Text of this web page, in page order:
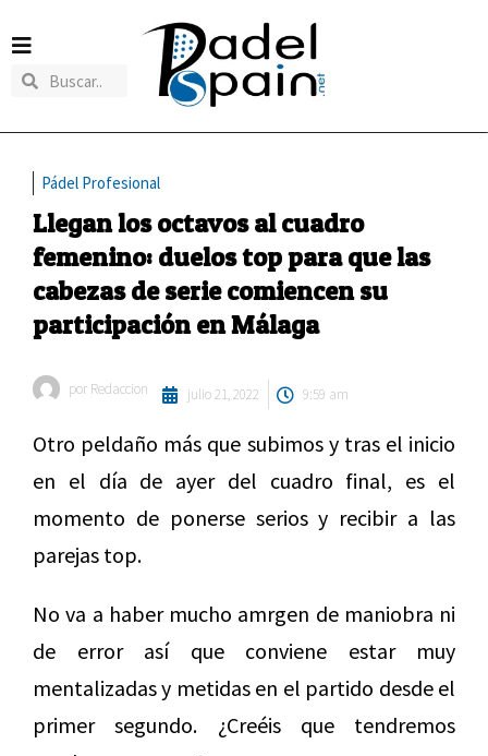
Pádel Profesional
Llegan los octavos al cuadro
femenino: duelos top para que las
cabezas de serie comiencen su
participación en Málaga
por Redaccion julio 21, 2022 9:59 am
Otro peldaño más que subimos y tras el inicio
en el día de ayer del cuadro final, es el
momento de ponerse serios y recibir a las
parejas top.
No va a haber mucho amrgen de maniobra ni
de error así que conviene estar muy
mentalizadas y metidas en el partido desde el
primer segundo. ¿Creéis que tendremos